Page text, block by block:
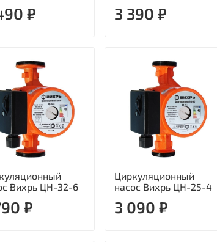
₽ 3 390 ₽
Вихрь ЦН-32-6
₽
Циркуляционный
насос Вихрь ЦН-25-4
3 090 ₽